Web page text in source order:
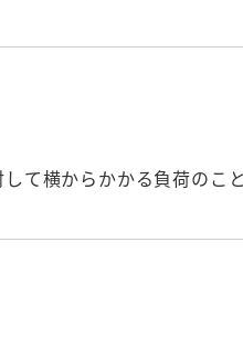
て横からかかる負荷のこと